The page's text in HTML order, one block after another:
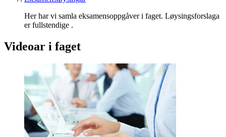
Her har vi samla eksamensoppgåver i faget. Løysingsforslaga
er fullstendige .
Videoar i faget